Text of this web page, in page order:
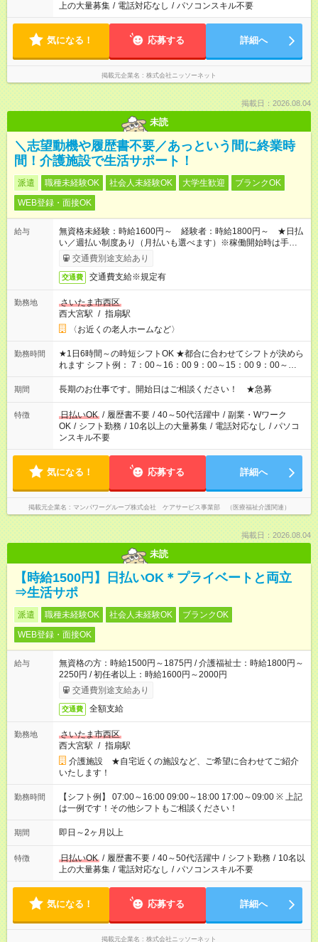
上の大量募集 / 電話対応なし / パソコンスキル不要
気になる！ 応募する 詳細へ
掲載元企業名 株式会社ニッソーネット
掲載日：2026.08.04
未読
＼志望動機や履歴書不要／あっという間に終業時
間！介護施設で生活サポート！
派遣 職種未経験OK 社会人未経験OK 大学生歓迎
ブランクOK
WEB登録・面接OK
給与
無資格未経験：時給1600円～ 経験者：時給1800円～ ★日払
い／週払い制度あり（月払いも選べます）※稼働開始時は手続き
完了次第のお支払いとなります。
交通費別途支給あり
交通費 交通費支給※規定有
勤務地
さいたま市西区
西大宮駅 / 指扇駅
〈お近くの老人ホームなど〉
勤務時間
★1日6時間～の時短シフトOK ★都合に合わせてシフトが決めら
れます シフト例： 7：00～16：00 9：00～15：00 9：00～
18：00 11：00～20：00 など ※Wワークの場合、他のお仕事と
合わせ週40時間超の就業はご案内できません ※法令に基づき、
派遣法（日雇い派遣の原則禁止）により、短時間・短期間の就
業はご案内が難しい場合があります
期間 長期のお仕事です。開始日はご相談ください！ ★急募
特徴 日払いOK / 履歴書不要 / 40～50代活躍中 / 副業・Wワーク
OK / シフト勤務 / 10名以上の大量募集 / 電話対応なし / パソコ
ンスキル不要
気になる！ 応募する 詳細へ
掲載元企業名 マンパワーグループ株式会社 ケアサービス事業部 （医療福祉介護関連）
掲載日：2026.08.04
未読
【時給1500円】日払いOK＊プライベートと両立
⇒生活サポ
派遣 職種未経験OK 社会人未経験OK
ブランクOK
WEB登録・面接OK
給与
無資格の方：時給1500円～1875円 / 介護福祉士：時給1800円～
2250円 / 初任者以上：時給1600円～2000円
交通費別途支給あり
交通費 全額支給
勤務地
さいたま市西区
西大宮駅 / 指扇駅
介護施設 ★自宅近くの施設など、ご希望に合わせてご紹介
いたします！
勤務時間
【シフト例】 07:00～16:00 09:00～18:00 17:00～09:00 ※ 上記
は一例です！その他シフトもご相談ください！
期間 即日～2ヶ月以上
特徴 日払いOK / 履歴書不要 / 40～50代活躍中 / シフト勤務 / 10名以
上の大量募集 / 電話対応なし / パソコンスキル不要
気になる！ 応募する 詳細へ
掲載元企業名 株式会社ニッソーネット